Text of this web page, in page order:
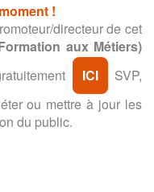
!
directeur de cet
aux Métiers)
ICI
SVP,
ou mettre à jour les
du public.